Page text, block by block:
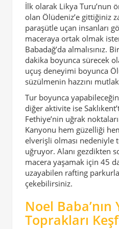
İlk olarak Likya Turu’nun
olan Ölüdeniz’e gittiğiniz
paraşütle uçan insanları
maceraya ortak olmak
Babadağ’da almalısınız.
dakika boyunca sürecek
uçuş deneyimi boyunca
süzülmenin hazzını
Tur boyunca
diğer aktivite ise
Fethiye’nin uğrak
Kanyonu hem güzelliği
elverişli olması nedeniyle
uğruyor. Alanı gezdikten
macera yaşamak için 45
uzayabilen rafting
çekebilirsiniz.
Noel Baba’nın
Toprakları